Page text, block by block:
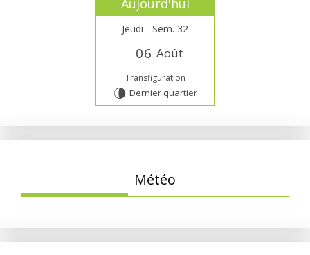
Jeudi - Sem. 32
06 Août
Transfiguration
U Dernier quartier
Météo